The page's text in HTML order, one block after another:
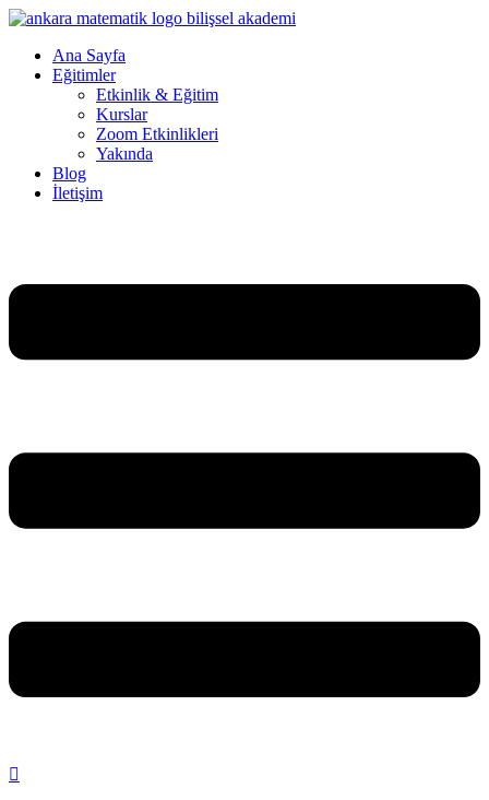
Skip
contentAna Sayfa
Eğitimler
Etkinlik & Eğitim
Kurslar
Zoom Etkinlikleri
Yakında
Blog
İletişim